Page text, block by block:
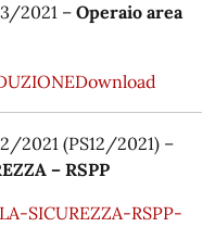
2021 – Operaio area
Download
2021 (PS12/2021) –
– RSPP
SICUREZZA-RSPP-